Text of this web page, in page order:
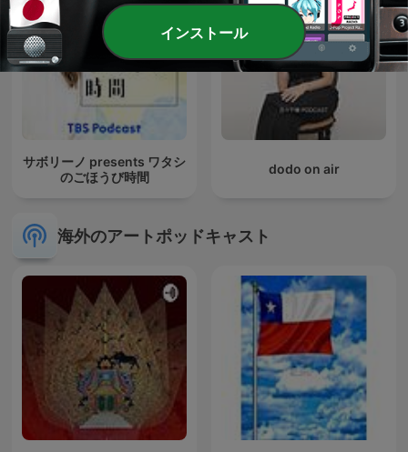
サボリーノ presents ワタシ
のごほうび時間
dodo on air
海外のアートポッドキャスト
インストール